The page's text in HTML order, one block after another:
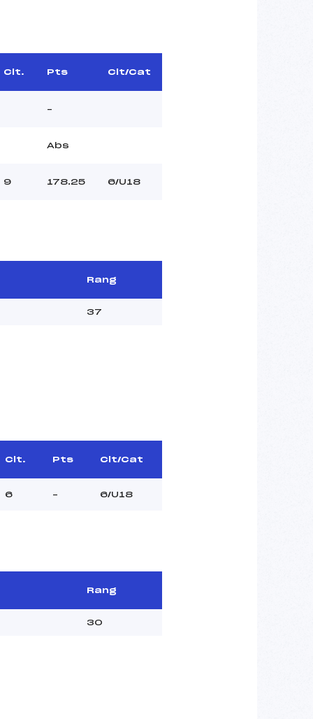
Clt. Pts Clt/Cat
–
Abs
9 178.25 6/U18
Rang
37
Clt. Pts Clt/Cat
6 – 6/U18
Rang
30